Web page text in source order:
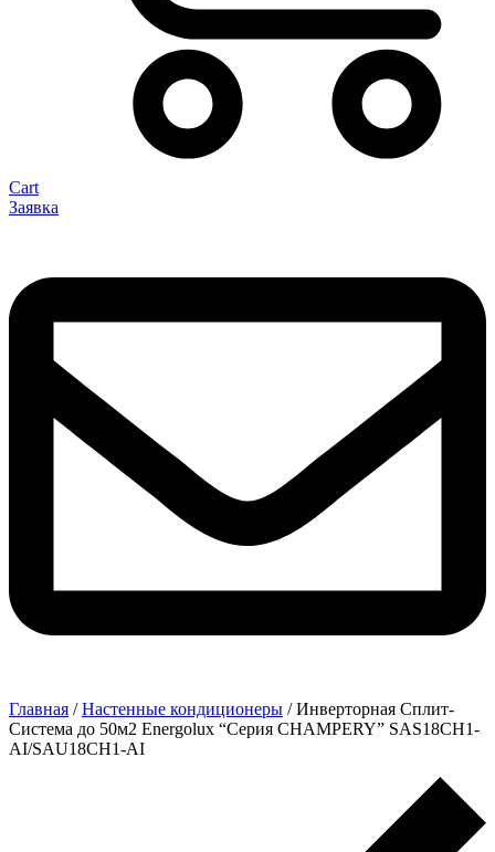
Cart
Заявка
Главная /Настенные кондиционеры / Инверторная Сплит-
Система до 50м2 Energolux “Серия CHAMPERY” SAS18CH1-
AI/SAU18CH1-AI